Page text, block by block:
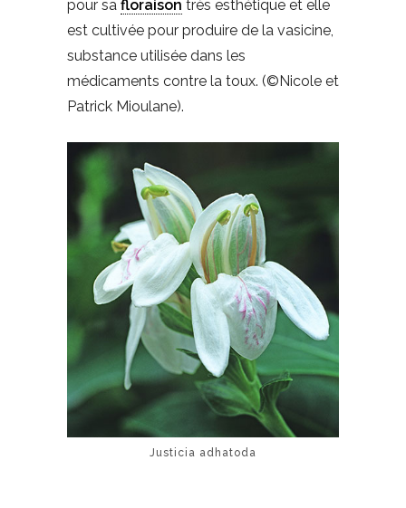
pour sa floraison très esthétique et elle
est cultivée pour produire de la vasicine,
substance utilisée dans les
médicaments contre la toux. (©Nicole et
Patrick Mioulane).
Justicia adhatoda